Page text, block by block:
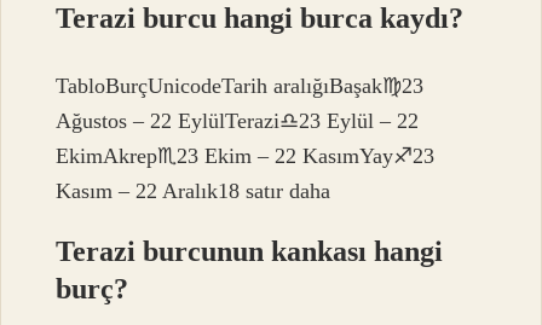
Terazi burcu hangi burca kaydı?
TabloBurçUnicodeTarih aralığıBaşak♍︎23
Ağustos – 22 EylülTerazi♎︎23 Eylül – 22
EkimAkrep♏︎23 Ekim – 22 KasımYay♐︎23
Kasım – 22 Aralık18 satır daha
Terazi burcunun kankası hangi
burç?